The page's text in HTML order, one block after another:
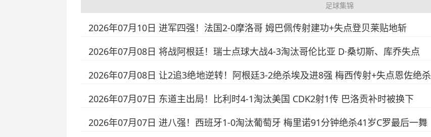
足球集锦
2026年07月10日 进军四强！法国2-0摩洛哥 姆巴佩传射建功+失点登贝莱贴地斩
2026年07月08日 将战阿根廷！瑞士点球大战4-3淘汰哥伦比亚 D·桑切斯、库乔失点
2026年07月08日 让2追3绝地逆转！阿根廷3-2绝杀埃及进8强 梅西传射+失点恩佐绝杀
2026年07月07日 东道主出局！比利时4-1淘汰美国 CDK2射1传 巴洛贡补时被换下
2026年07月07日 进八强！西班牙1-0淘汰葡萄牙 梅里诺91分钟绝杀41岁C罗最后一舞